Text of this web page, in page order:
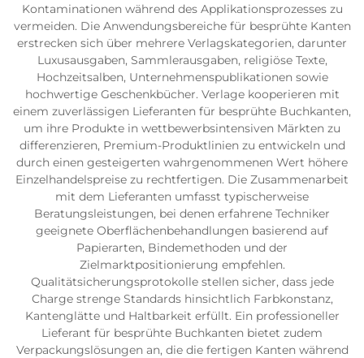
Kontaminationen während des Applikationsprozesses zu
vermeiden. Die Anwendungsbereiche für besprühte Kanten
erstrecken sich über mehrere Verlagskategorien, darunter
Luxusausgaben, Sammlerausgaben, religiöse Texte,
Hochzeitsalben, Unternehmenspublikationen sowie
hochwertige Geschenkbücher. Verlage kooperieren mit
einem zuverlässigen Lieferanten für besprühte Buchkanten,
um ihre Produkte in wettbewerbsintensiven Märkten zu
differenzieren, Premium-Produktlinien zu entwickeln und
durch einen gesteigerten wahrgenommenen Wert höhere
Einzelhandelspreise zu rechtfertigen. Die Zusammenarbeit
mit dem Lieferanten umfasst typischerweise
Beratungsleistungen, bei denen erfahrene Techniker
geeignete Oberflächenbehandlungen basierend auf
Papierarten, Bindemethoden und der
Zielmarktpositionierung empfehlen.
Qualitätsicherungsprotokolle stellen sicher, dass jede
Charge strenge Standards hinsichtlich Farbkonstanz,
Kantenglätte und Haltbarkeit erfüllt. Ein professioneller
Lieferant für besprühte Buchkanten bietet zudem
Verpackungslösungen an, die die fertigen Kanten während